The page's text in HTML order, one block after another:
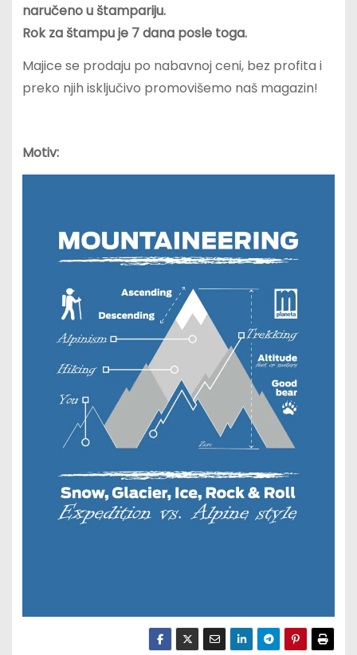
naručeno u štampariju.
Rok za štampu je 7 dana posle toga.
Majice se prodaju po nabavnoj ceni, bez profita i
preko njih isključivo promovišemo naš magazin!
Motiv: